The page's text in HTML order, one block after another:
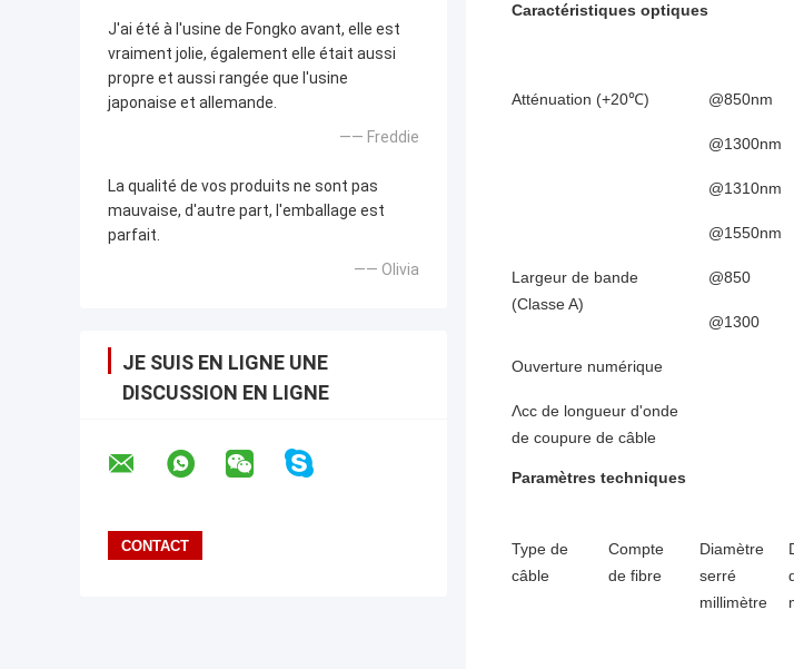
J'ai été à l'usine de Fongko avant, elle est
vraiment jolie, également elle était aussi
propre et aussi rangée que l'usine
japonaise et allemande.
—— Freddie
La qualité de vos produits ne sont pas
mauvaise, d'autre part, l'emballage est
parfait.
—— Olivia
JE SUIS EN LIGNE UNE
DISCUSSION EN LIGNE
Caractéristiques optiques
Atténuation (+20℃) @850nm
@1300nm
@1310nm
@1550nm
Largeur de bande
(Classe A)
@850
@1300
Ouverture numérique
Λcc de longueur d'onde
de coupure de câble
Paramètres techniques
Type de
câble
Compte
de fibre
Diamètre
serré
millimètre